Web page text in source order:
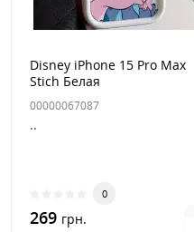
Disney iPhone 15 Pro Max
Stich Белая
00000067087
..
0
269 грн.